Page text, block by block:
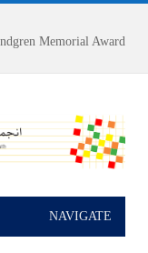
NAVIGATE